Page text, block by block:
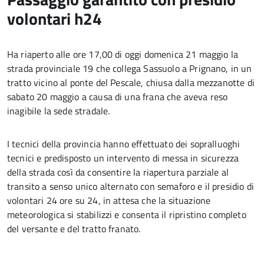
volontari h24
Ha riaperto alle ore 17,00 di oggi domenica 21 maggio la
strada provinciale 19 che collega Sassuolo a Prignano, in un
tratto vicino al ponte del Pescale, chiusa dalla mezzanotte di
sabato 20 maggio a causa di una frana che aveva reso
inagibile la sede stradale.
I tecnici della provincia hanno effettuato dei sopralluoghi
tecnici e predisposto un intervento di messa in sicurezza
della strada così da consentire la riapertura parziale al
transito a senso unico alternato con semaforo e il presidio di
volontari 24 ore su 24, in attesa che la situazione
meteorologica si stabilizzi e consenta il ripristino completo
del versante e del tratto franato.